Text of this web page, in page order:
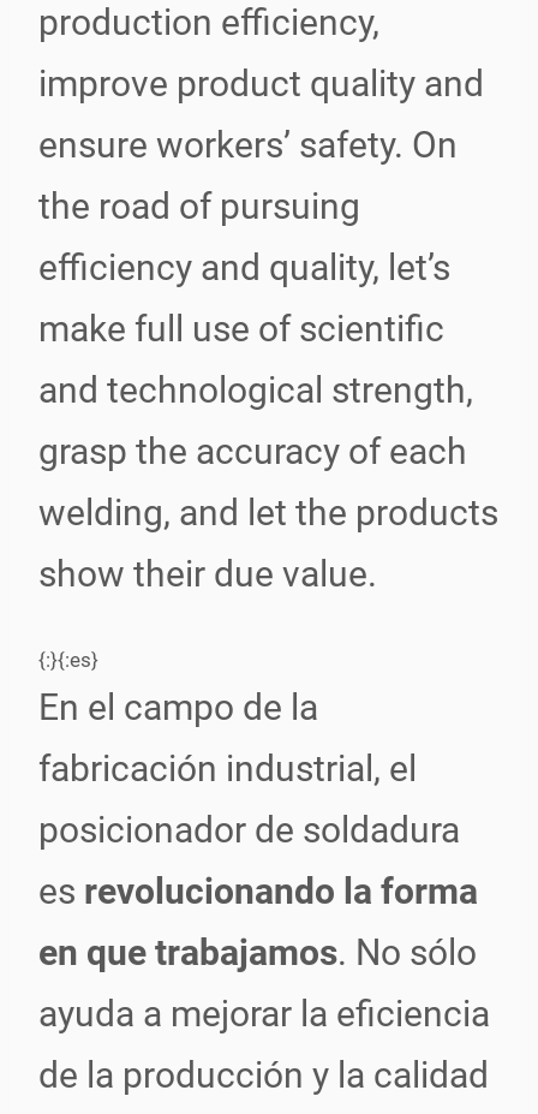
production efficiency,
improve product quality and
ensure workers’ safety. On
the road of pursuing
efficiency and quality, let’s
make full use of scientific
and technological strength,
grasp the accuracy of each
welding, and let the products
show their due value.
{:}{:es}
En el campo de la
fabricación industrial, el
posicionador de soldadura
es revolucionando la forma
en que trabajamos. No sólo
ayuda a mejorar la eficiencia
de la producción y la calidad